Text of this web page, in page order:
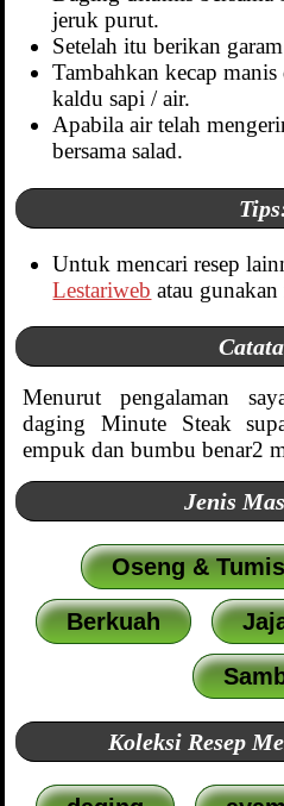
jeruk purut.
Setelah itu berikan
Tambahkan kecap
kaldu sapi / air.
Apabila air telah
bersama salad.
Untuk mencari resep
Lestariweb atau
Menurut pengalaman
daging Minute Steak
empuk dan bumbu benar2
Jenis
Oseng & Tumis
Berkuah
Koleksi Resep